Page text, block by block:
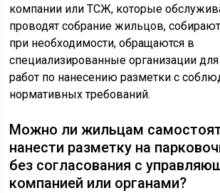
компании или ТСЖ, которые
проводят собрание жильцов,
при необходимости, обращаются в
специализированные организации
работ по нанесению разметки с
нормативных требований.
Можно ли жильцам
нанести разметку на
без согласования с
компанией или органами?